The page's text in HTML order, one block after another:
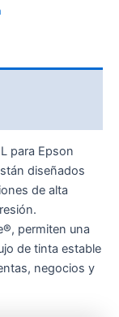
para Epson
diseñados
de alta
permiten una
de tinta estable
negocios y